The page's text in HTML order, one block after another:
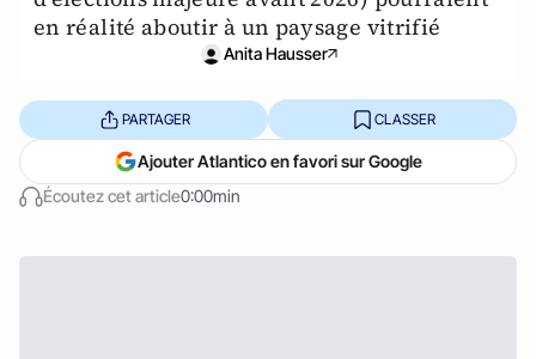
en réalité aboutir à un paysage vitrifié
Anita Hausser
Écoutez cet article0:00min
PARTAGER CLASSER
Ajouter Atlantico en favori sur Google